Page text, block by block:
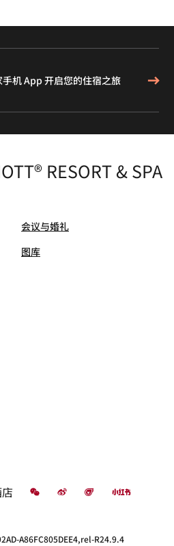
机 App 开启您的住宿之旅
RESORT & SPA
会议与婚礼
图库
微信 微博 飞猪 小红书
A86FC805DEE4,rel-R24.9.4